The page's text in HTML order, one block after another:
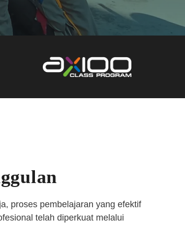
proses pembelajaran yang efektif
telah diperkuat melalui